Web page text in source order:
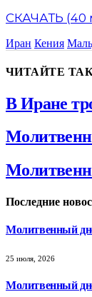
СКАЧАТЬ (40
Иран Кения
ЧИТАЙТЕ
В Иране
Последние
Молитвенный
25 июля, 2026
Молитвенный